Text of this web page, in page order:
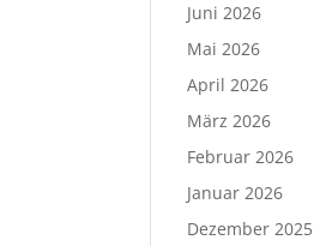
Juni 2026
Mai 2026
April 2026
März 2026
Februar 2026
Januar 2026
Dezember 2025